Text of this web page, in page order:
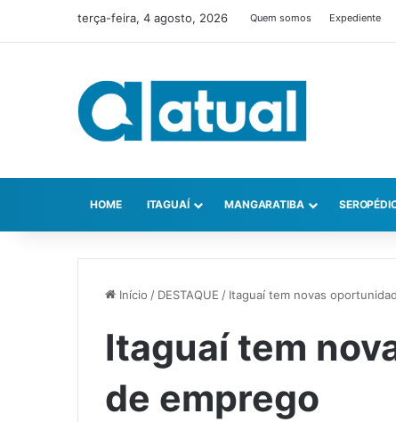
terça-feira, 4 agosto, 2026 Quem somos Expediente
HOME ITAGUAÍ MANGARATIBA
Início / DESTAQUE / Itaguaí tem novas
Itaguaí tem
de emprego